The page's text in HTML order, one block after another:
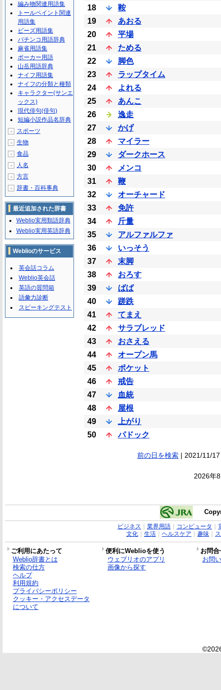
18
鞍
19
あおる
20
平場
21
ためる
22
脚色
23
ラップタイム
24
よれる
25
あんこ
26
逸走
27
かげ
28
マイラー
29
ダークホース
30
メンコ
31
鞭
32
オーチャード
33
免許
34
斤量
35
アルファルファ
36
いっそう
37
末脚
38
おろす
39
ばば
40
蹉跌
41
てまえ
42
サラブレッド
43
おさえる
44
オープン馬
45
ポケット
46
戒告
47
血統
48
屋根
49
上がり
50
パドック
前の日を検索| 2021/11/
2026年
編み物関連用語集
トールペイント関連
用語集
ビーズ用語集
パチンコ用語辞典
麻雀用語集
ポーカー用語
山岳用語辞典
ナイフ用語集
ナイフの分類と種類
キャラクター(サンエ
ックス)
現代俳句(俳句)
短編小説作品名辞典
＋ スポーツ
＋ 生物
＋ 食品
＋ 人名
＋ 方言
＋ 辞書・百科事典
最近追加された辞書
Weblio実用類語辞典
Weblio実用英語辞典
Weblioのサービス
英会話コラム
Weblio英会話
英語の質問箱
語彙力診断
スピーキングテスト
ビジネス 業界用語｜ コンピュータ
文化｜ 生活｜ ヘルスケア 趣味｜
ご利用にあたって 便利にWeblioを使う
お問
Weblio辞書とは
検索の仕方
ヘルプ
利用規約
プライバシーポリシー
クッキー・アクセスデータ
について
ウェブリオのアプリ
画像から探す
お問